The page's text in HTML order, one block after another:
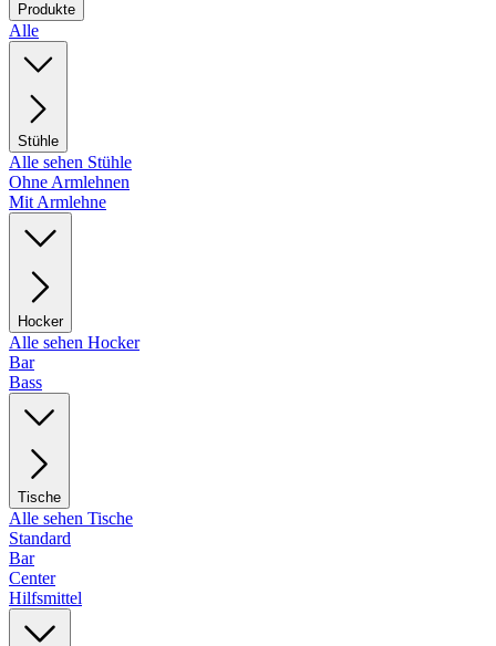
Produkte
Alle
Stühle
Alle sehen Stühle
Ohne Armlehnen
Mit Armlehne
Hocker
Alle sehen Hocker
Bar
Bass
Tische
Alle sehen Tische
Standard
Bar
Center
Hilfsmittel